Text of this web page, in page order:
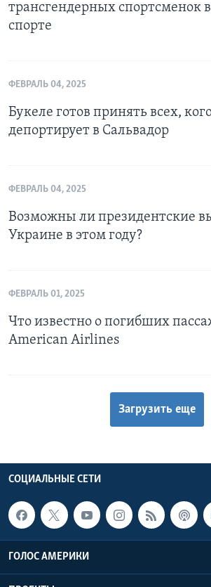
трансгендерных спортсменок
спорте
ФЕВРАЛЬ 04, 2025
Букеле готов принять всех,
депортирует в Сальвадор
ФЕВРАЛЬ 04, 2025
Возможны ли президентские
Украине в этом году?
ФЕВРАЛЬ 01, 2025
Что известно о погибших
American Airlines
Загрузить еще
СОЦИАЛЬНЫЕ СЕТИ
ГОЛОС АМЕРИКИ